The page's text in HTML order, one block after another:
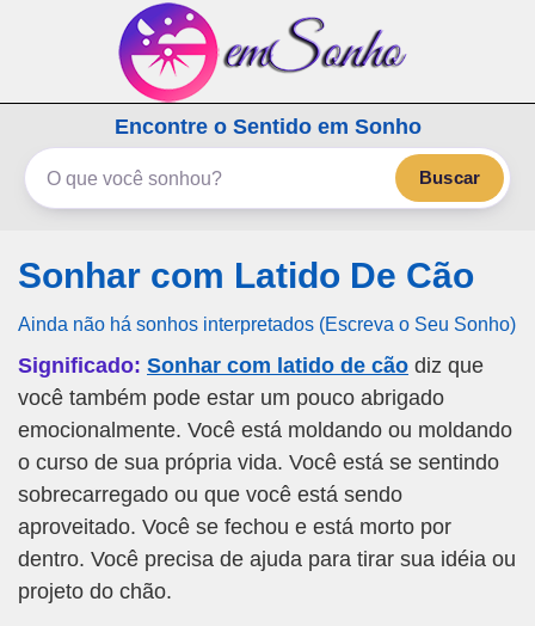
emSonho.com
Os sonhos significam mais
Encontre o Sentido em Sonho
Buscar
Sonhar com Latido De Cão
Ainda não há sonhos interpretados (Escreva o Seu Sonho)
Significado: Sonhar com latido de cão diz que
você também pode estar um pouco abrigado
emocionalmente. Você está moldando ou moldando
o curso de sua própria vida. Você está se sentindo
sobrecarregado ou que você está sendo
aproveitado. Você se fechou e está morto por
dentro. Você precisa de ajuda para tirar sua idéia ou
projeto do chão.